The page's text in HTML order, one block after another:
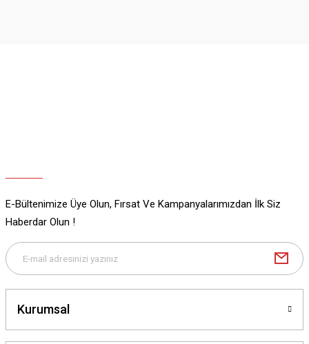
E-Bültenimize Üye Olun, Fırsat Ve Kampanyalarımızdan İlk Siz
Haberdar Olun !
Kurumsal